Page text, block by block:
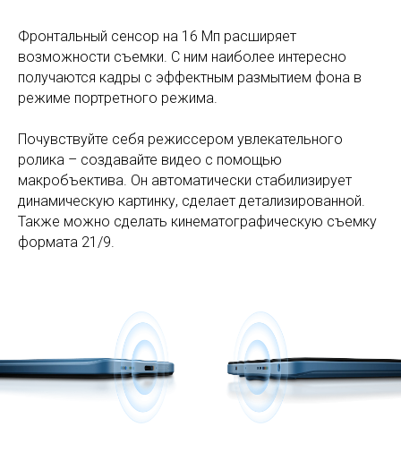
Фронтальный сенсор на 16 Мп расширяет
возможности съемки. С ним наиболее интересно
получаются кадры с эффектным размытием фона в
режиме портретного режима.
Почувствуйте себя режиссером увлекательного
ролика – создавайте видео с помощью
макробъектива. Он автоматически стабилизирует
динамическую картинку, сделает детализированной.
Также можно сделать кинематографическую съемку
формата 21/9.